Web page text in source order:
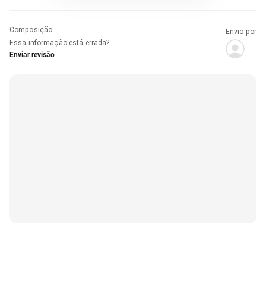
Composição:
Essa informação está errada?
Enviar revisão
Envio por